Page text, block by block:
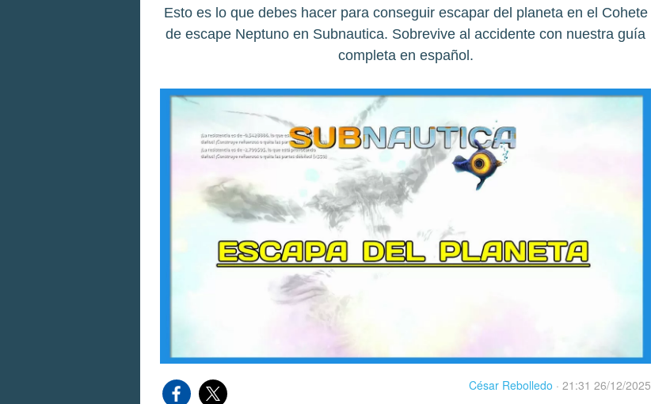
Esto es lo que debes hacer para conseguir escapar del planeta en el Cohete
de escape Neptuno en Subnautica. Sobrevive al accidente con nuestra guía
completa en español.
César Rebolledo · 21:31 26/12/2025